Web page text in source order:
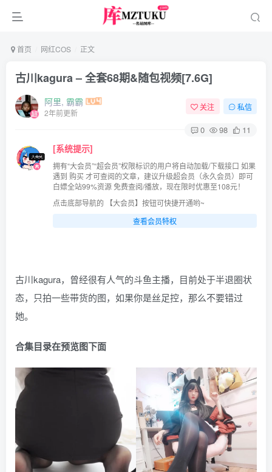
首页 网红COS 正文
古川kagura – 全套68期&随包视频[7.6G]
阿里, 霸霸
2年前更新
关注 私信
0 98 11
[系统提示]
拥有“大会员”“超会员”权限标识的用户将自动加载/下载接口 如果
遇到 购买 才可查阅的文章，建议升级超会员（永久会员）即可
白嫖全站99%资源 免费查阅/播放，现在限时优惠至108元！
点击底部导航的 【大会员】按钮可快捷开通哟~
查看会员特权
古川kagura，曾经很有人气的斗鱼主播，目前处于半退圈状
态，只拍一些带货的图，如果你是丝足控，那么不要错过
她。
合集目录在预览图下面